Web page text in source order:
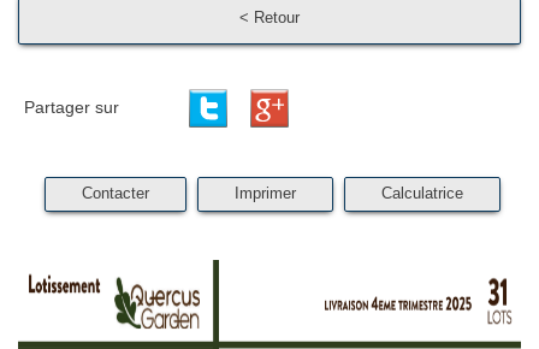
< Retour
Partager sur
Contacter Imprimer Calculatrice